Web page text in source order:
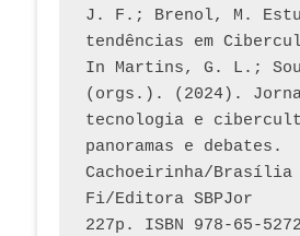
J. F.; Brenol, M.
tendências em
In Martins, G. L.;
(orgs.). (2024).
tecnologia e
panoramas e debates.
Cachoeirinha/Brasília
Fi/Editora SBPJor
227p. ISBN 978-65-